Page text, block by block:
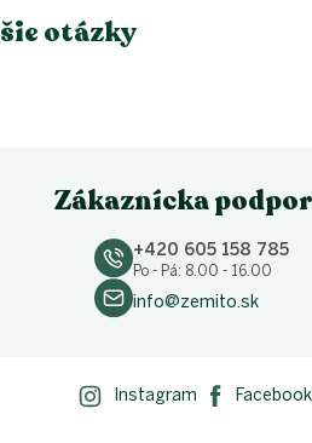
otázky
Zákaznícka
+420 605 158 785
Po - Pá: 8.00 - 16.00
info@zemito.sk
Instagram Facebook